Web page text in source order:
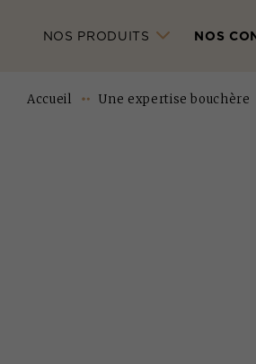
NOS PRODUITS NOS
Accueil Une expertise bouchère